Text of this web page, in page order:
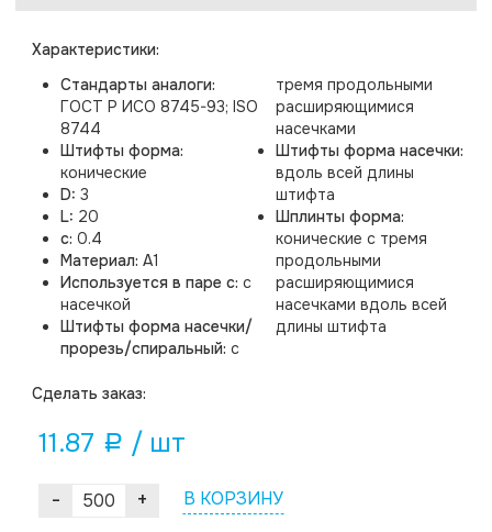
Характеристики:
Стандарты аналоги:
ГОСТ Р ИСО 8745-93; ISO
8744
Штифты форма:
конические
D: 3
L: 20
c: 0.4
Материал: A1
Используется в паре с: с
насечкой
Штифты форма насечки/
прорезь/спиральный: с
тремя продольными
расширяющимися
насечками
Штифты форма насечки:
вдоль всей длины
штифта
Шплинты форма:
конические с тремя
продольными
расширяющимися
насечками вдоль всей
длины штифта
Cделать заказ:
11.87 a / шт
- + В КОРЗИНУ